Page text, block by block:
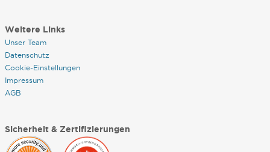
Weitere Links
Unser Team
Datenschutz
Cookie-Einstellungen
Impressum
AGB
Sicherheit & Zertifizierungen